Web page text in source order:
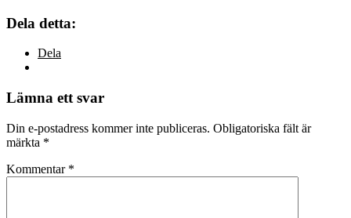
Dela detta:
Dela
Lämna ett svar
Din e-postadress kommer inte publiceras. Obligatoriska fält är
märkta *
Kommentar *